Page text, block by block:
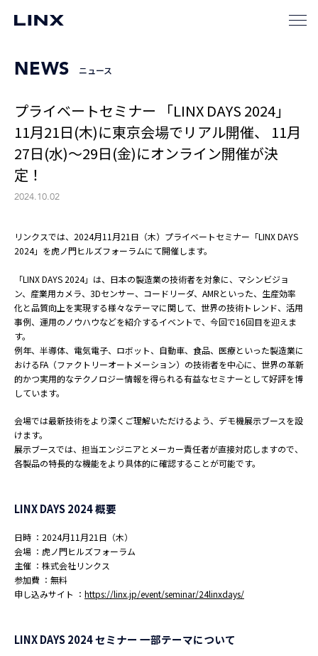
NEWS ニュース
プライベートセミナー 「LINX DAYS 2024」
11月21日(木)に東京会場でリアル開催、 11月
27日(水)～29日(金)にオンライン開催が決
定！
2024.10.02
リンクスでは、2024月11月21日（木）プライベートセミナー「LINX DAYS
2024」を虎ノ門ヒルズフォーラムにて開催します。
「LINX DAYS 2024」は、日本の製造業の技術者を対象に、マシンビジョ
ン、産業用カメラ、3Dセンサー、コードリーダ、AMRといった、生産効率
化と品質向上を実現する様々なテーマに関して、世界の技術トレンド、活用
事例、運用のノウハウなどを紹介するイベントで、今回で16回目を迎えま
す。
例年、半導体、電気電子、ロボット、自動車、食品、医療といった製造業に
おけるFA（ファクトリーオートメーション）の技術者を中心に、世界の革新
的かつ実用的なテクノロジー情報を得られる有益なセミナーとして好評を博
しています。
会場では最新技術をより深くご理解いただけるよう、デモ機展示ブースを設
けます。
展示ブースでは、担当エンジニアとメーカー責任者が直接対応しますので、
各製品の特長的な機能をより具体的に確認することが可能です。
LINX DAYS 2024 概要
日時 ：2024月11月21日（木）
会場 ：虎ノ門ヒルズフォーラム
主催 ：株式会社リンクス
参加費 ：無料
申し込みサイト ： https://linx.jp/event/seminar/24linxdays/
LINX DAYS 2024 セミナー 一部テーマについて